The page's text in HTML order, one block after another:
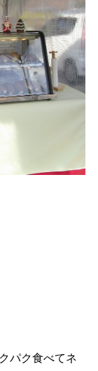
パク食べてネ